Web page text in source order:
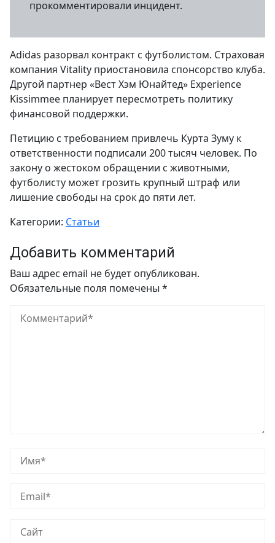
прокомментировали инцидент.
Adidas разорвал контракт с футболистом. Страховая
компания Vitality приостановила спонсорство клуба.
Другой партнер «Вест Хэм Юнайтед» Experience
Kissimmee планирует пересмотреть политику
финансовой поддержки.
Петицию с требованием привлечь Курта Зуму к
ответственности подписали 200 тысяч человек. По
закону о жестоком обращении с животными,
футболисту может грозить крупный штраф или
лишение свободы на срок до пяти лет.
Категории: Статьи
Добавить комментарий
Ваш адрес email не будет опубликован.
Обязательные поля помечены *